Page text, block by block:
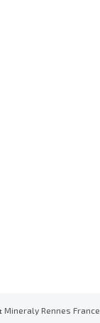
Mineraly Rennes France